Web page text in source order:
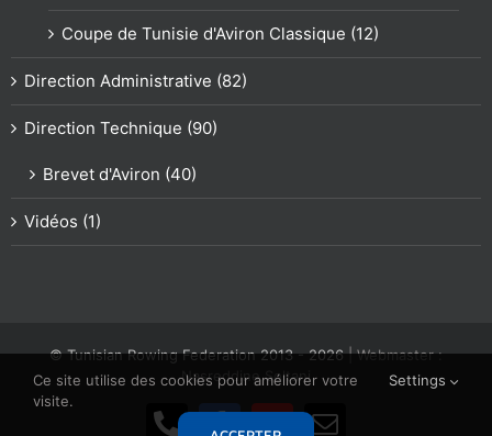
Coupe de Tunisie d'Aviron Classique (12)
Direction Administrative (82)
Direction Technique (90)
Brevet d'Aviron (40)
Vidéos (1)
© Tunisian Rowing Federation 2013 -2026| Webmaster :
Nasreddine Soltani
Ce site utilise des cookies pour améliorer votre
visite.
Settings